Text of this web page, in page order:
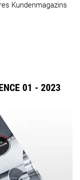
Kundenmagazins
01 - 2023